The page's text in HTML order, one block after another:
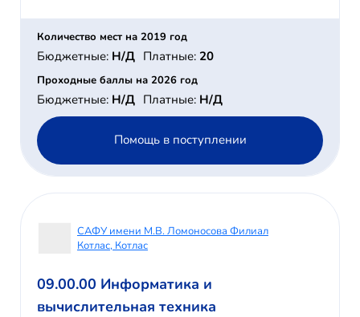
Количество мест на 2019 год
Бюджетные: Н/Д Платные: 20
Проходные баллы на 2026 год
Бюджетные: Н/Д Платные: Н/Д
Помощь в поступлении
САФУ имени М.В. Ломоносова Филиал
Котлас, Котлас
09.00.00 Информатика и
вычислительная техника